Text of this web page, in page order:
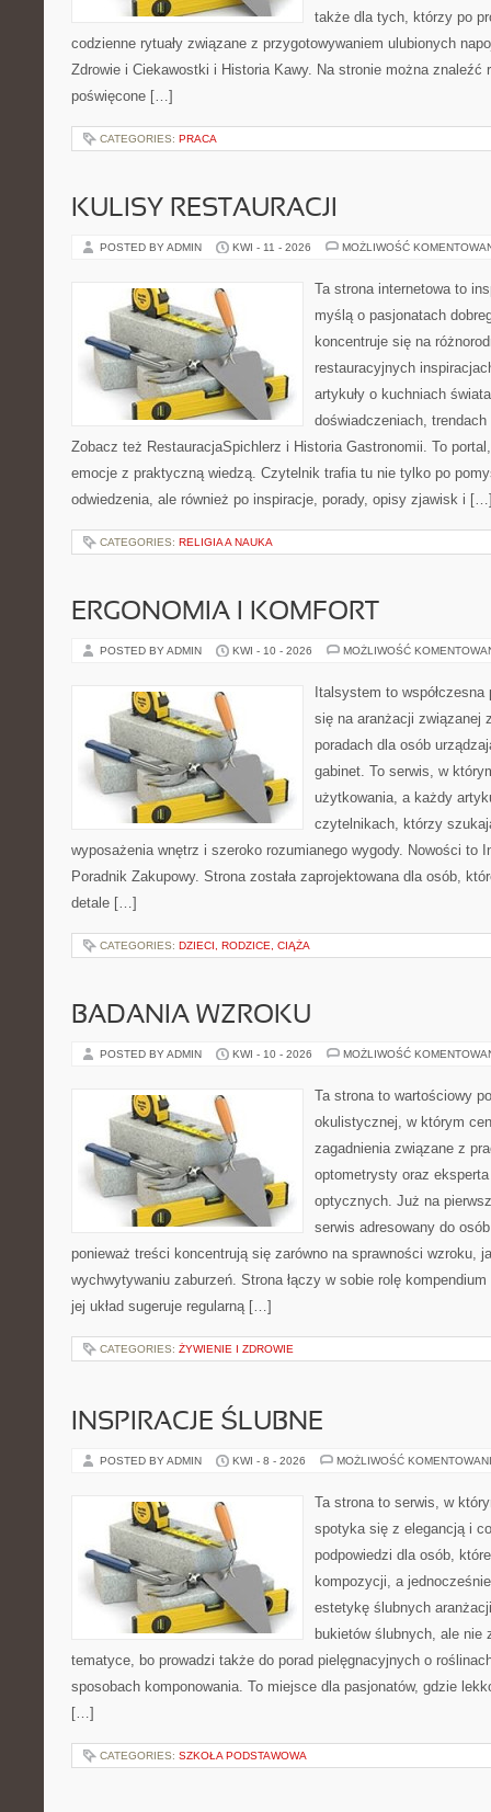
także dla tych, którzy po
codzienne rytuały związane z przygotowywaniem ulubionych
Zdrowie i Ciekawostki i Historia Kawy. Na stronie można znaleźć
poświęcone […]
CATEGORIES: PRACA
KULISY RESTAURACJI
POSTED BY ADMIN KWI - 11 - 2026 MOŻLIWOŚĆ
Ta strona internetowa to
myślą o pasjonatach
koncentruje się na
restauracyjnych
artykuły o kuchniach
doświadczeniach,
Zobacz też RestauracjaSpichlerz i Historia Gastronomii. To
emocje z praktyczną wiedzą. Czytelnik trafia tu nie tylko po
odwiedzenia, ale również po inspiracje, porady, opisy zjawisk i
CATEGORIES: RELIGIA A NAUKA
ERGONOMIA I KOMFORT
POSTED BY ADMIN KWI - 10 - 2026 MOŻLIWOŚĆ
Italsystem to
się na aranżacji związanej
poradach dla osób
gabinet. To serwis, w
użytkowania, a każdy
czytelnikach, którzy
wyposażenia wnętrz i szeroko rozumianego wygody. Nowości to
Poradnik Zakupowy. Strona została zaprojektowana dla osób,
detale […]
CATEGORIES: DZIECI, RODZICE, CIĄŻA
BADANIA WZROKU
POSTED BY ADMIN KWI - 10 - 2026 MOŻLIWOŚĆ
Ta strona to wartościowy
okulistycznej, w którym
zagadnienia związane z
optometrysty oraz
optycznych. Już na
serwis adresowany do
ponieważ treści koncentrują się zarówno na sprawności wzroku,
wychwytywaniu zaburzeń. Strona łączy w sobie rolę
jej układ sugeruje regularną […]
CATEGORIES: ŻYWIENIE I ZDROWIE
INSPIRACJE ŚLUBNE
POSTED BY ADMIN KWI - 8 - 2026 MOŻLIWOŚĆ
Ta strona to serwis, w
spotyka się z elegancją i
podpowiedzi dla osób,
kompozycji, a
estetykę ślubnych
bukietów ślubnych, ale nie
tematyce, bo prowadzi także do porad pielęgnacyjnych o
sposobach komponowania. To miejsce dla pasjonatów, gdzie
[…]
CATEGORIES: SZKOŁA PODSTAWOWA